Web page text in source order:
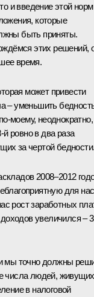
и введение этой
которые
быть приняты.
этих решений,
время.
может привести
– уменьшить
моему, неоднократно,
ровно в два раза
за чертой
2008–2012
для нас
рост заработных
увеличился –
мы точно должны
числа людей, живущих
в налоговой